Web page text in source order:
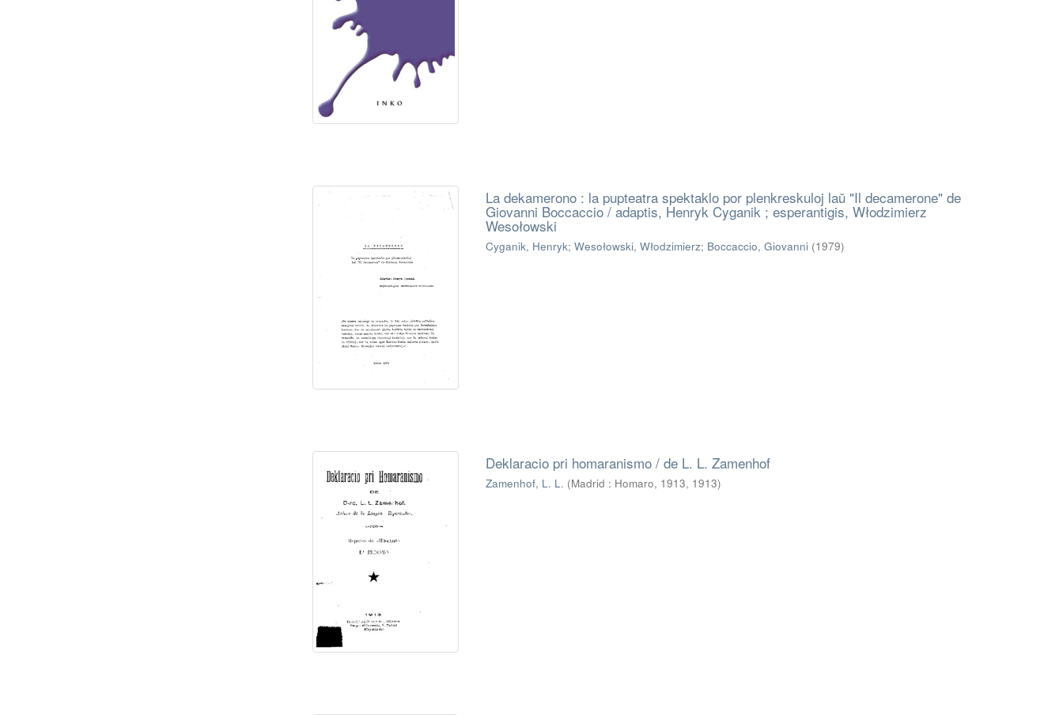
La dekamerono : la pupteatra spektaklo por plenkreskuloj laŭ "Il decamerone" de
Giovanni Boccaccio / adaptis, Henryk Cyganik ; esperantigis, Włodzimierz
Wesołowski
Cyganik, Henryk; Wesołowski, Włodzimierz; Boccaccio, Giovanni (1979)
Deklaracio pri homaranismo / de L. L. Zamenhof
Zamenhof, L. L. (Madrid : Homaro, 1913, 1913)